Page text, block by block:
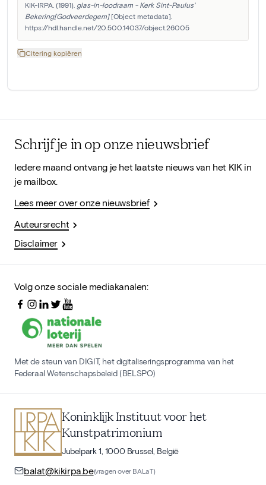
KIK-IRPA. (1991). glas-in-loodraam - Kerk Sint-Paulus'
Bekering[Godveerdegem] [Object metadata].
https://hdl.handle.net/20.500.14037/object.26005
Citering kopiëren
Schrijf je in op onze nieuwsbrief
Iedere maand ontvang je het laatste nieuws van het KIK in
je mailbox.
Lees meer over onze nieuwsbrief
Auteursrecht
Disclaimer
Volg onze sociale mediakanalen:
Met de steun van DIGIT, het digitaliseringsprogramma van het
Federaal Wetenschapsbeleid (BELSPO)
Koninklijk Instituut voor het
Kunstpatrimonium
Jubelpark 1, 1000 Brussel, België
balat@kikirpa.be(vragen over BALaT)